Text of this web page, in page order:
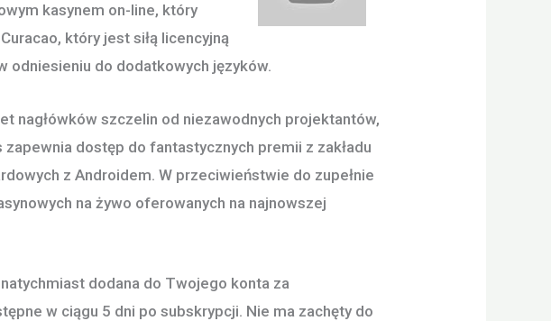
kasynem on-line, który
który jest siłą licencyjną
odniesieniu do dodatkowych języków.
nagłówków szczelin od niezawodnych projektantów,
dostęp do fantastycznych premii z zakładu
z Androidem. W przeciwieństwie do zupełnie
na żywo oferowanych na najnowszej
dodana do Twojego konta za
w ciągu 5 dni po subskrypcji. Nie ma zachęty do